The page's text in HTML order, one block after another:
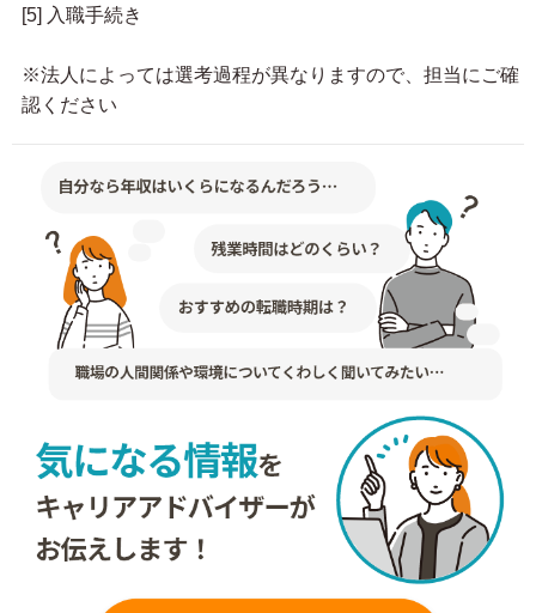
[5] 入職手続き
※法人によっては選考過程が異なりますので、担当にご確
認ください